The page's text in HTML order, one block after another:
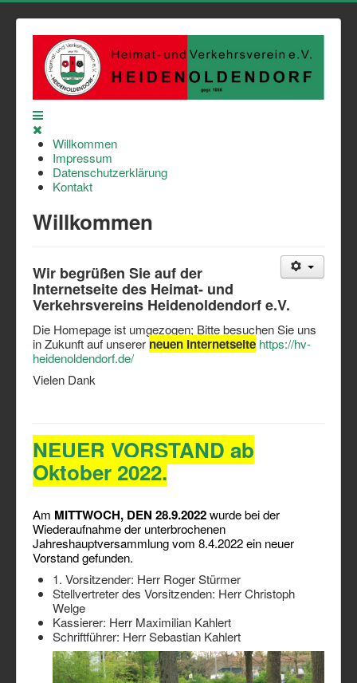
Willkommen
Impressum
Datenschutzerklärung
Kontakt
Willkommen
Wir begrüßen Sie auf der
Internetseite des Heimat- und
Verkehrsvereins Heidenoldendorf e.V.
Die Homepage ist umgezogen; Bitte besuchen Sie uns
in Zukunft auf unserer neuen Internetseite https://hv-
heidenoldendorf.de/
Vielen Dank
NEUER VORSTAND ab
Oktober 2022.
Am MITTWOCH, DEN 28.9.2022wurde bei der
Wiederaufnahme der unterbrochenen
Jahreshauptversammlung vom 8.4.2022 ein neuer
Vorstand gefunden.
1. Vorsitzender: Herr Roger Stürmer
Stellvertreter des Vorsitzenden: Herr Christoph
Welge
Kassierer: Herr Maximilian Kahlert
Schriftführer: Herr Sebastian Kahlert